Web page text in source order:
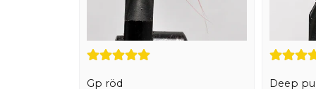
Gp röd Deep